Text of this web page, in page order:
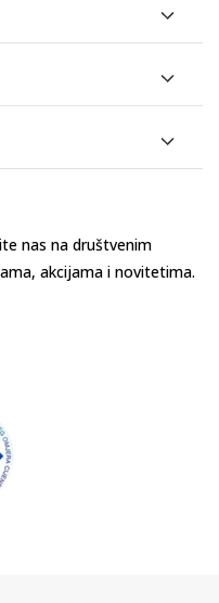
nas na društvenim
akcijama i novitetima.